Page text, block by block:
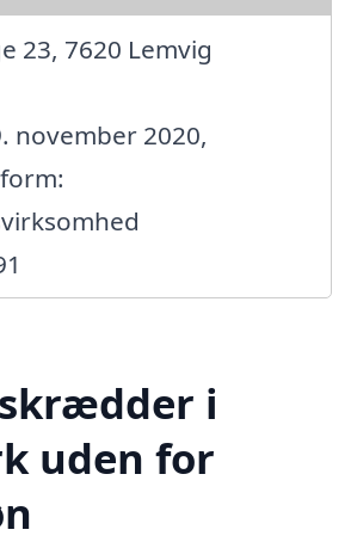
23, 7620 Lemvig
november 2020,
i
uden for